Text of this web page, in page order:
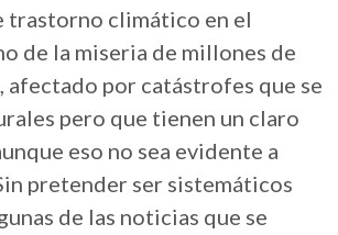
trastorno climático en el
de la miseria de millones de
afectado por catástrofes que se
pero que tienen un claro
eso no sea evidente a
pretender ser sistemáticos
de las noticias que se